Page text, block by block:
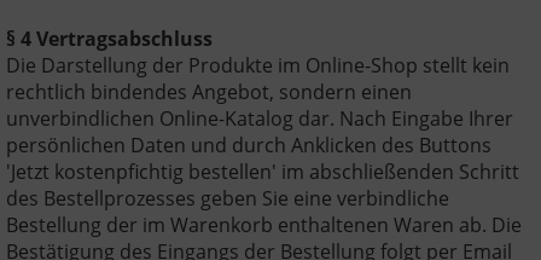
§ 4 Vertragsabschluss
Die Darstellung der Produkte im Online-Shop stellt kein
rechtlich bindendes Angebot, sondern einen
unverbindlichen Online-Katalog dar. Nach Eingabe Ihrer
persönlichen Daten und durch Anklicken des Buttons
'Jetzt kostenpfichtig bestellen' im abschließenden Schritt
des Bestellprozesses geben Sie eine verbindliche
Bestellung der im Warenkorb enthaltenen Waren ab. Die
Bestätigung des Eingangs der Bestellung folgt per Email